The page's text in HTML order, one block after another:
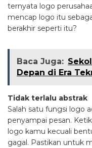
ternyata logo
mencap logo itu
berakhir seperti itu?
Baca Juga:
Depan di Era
Tidak terlalu abstrak
Salah satu fungsi logo
penyampai pesan.
logo kamu kecuali
gagal. Pastikan untuk